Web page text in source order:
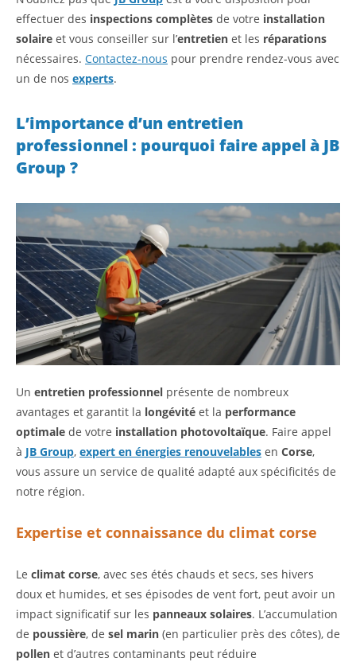
effectuer des inspections complètes de votre installation
solaire et vous conseiller sur l’entretien et les réparations
nécessaires. Contactez-nous pour prendre rendez-vous avec
un de nos experts.
L’importance d’un entretien
professionnel : pourquoi faire appel à JB
Group ?
Un entretien professionnel présente de nombreux
avantages et garantit la longévité et la performance
optimale de votre installation photovoltaïque. Faire appel
à JB Group, expert en énergies renouvelables en Corse,
vous assure un service de qualité adapté aux spécificités de
notre région.
Expertise et connaissance du climat corse
Le climat corse, avec ses étés chauds et secs, ses hivers
doux et humides, et ses épisodes de vent fort, peut avoir un
impact significatif sur les panneaux solaires. L’accumulation
de poussière, de sel marin (en particulier près des côtes), de
pollen et d’autres contaminants peut réduire